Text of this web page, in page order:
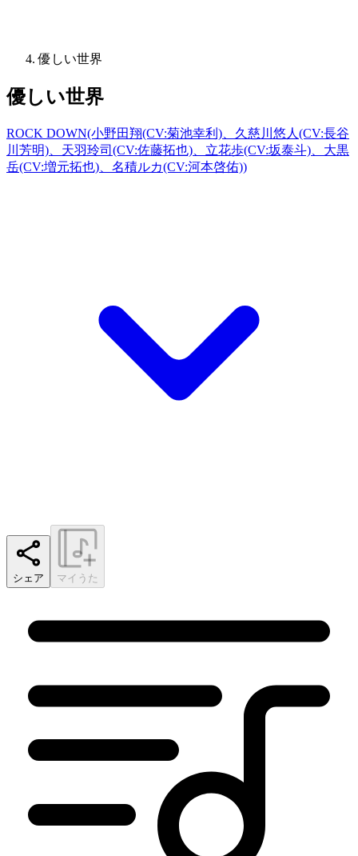
優しい世界
優しい世界
ROCK DOWN(小野田翔(CV:菊池幸利)、久慈川悠人(CV:長谷
川芳明)、天羽玲司(CV:佐藤拓也)、立花歩(CV:坂泰斗)、大黒
岳(CV:増元拓也)、名積ルカ(CV:河本啓佑))
シェア マイうた